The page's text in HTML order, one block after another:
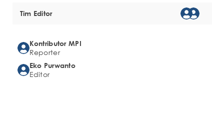
Tim Editor
Kontributor MPI
Reporter
Eko Purwanto
Editor